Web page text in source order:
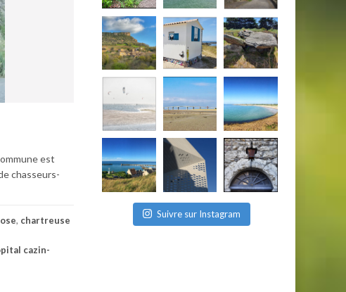
est
chasseurs-
, chartreuse
cazin-
Suivre sur Instagram